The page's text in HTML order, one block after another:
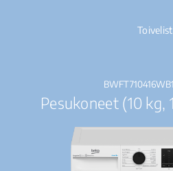
BWFT710416WB1
Pesukoneet (10 kg,